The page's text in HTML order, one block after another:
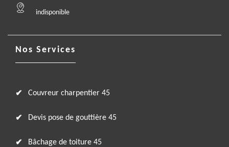
indisponible
Nos Services
Couvreur charpentier 45
Devis pose de gouttière 45
Bâchage de toiture 45